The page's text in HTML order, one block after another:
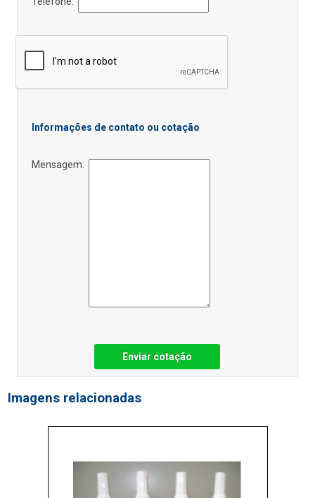
Informações de contato ou cotação
Mensagem:
Enviar cotação
Imagens relacionadas